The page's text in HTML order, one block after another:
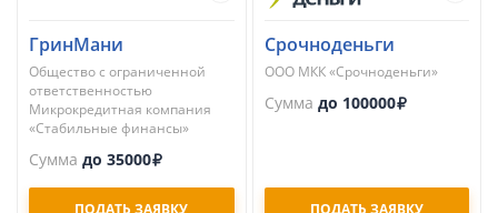
ГринМани
Общество с ограниченной
ответственностью
Микрокредитная компания
«Стабильные финансы»
Сумма до 35000
ПОДАТЬ ЗАЯВКУ
Срочноденьги
ООО МКК «Срочноденьги»
Сумма до 100000
ПОДАТЬ ЗАЯВКУ